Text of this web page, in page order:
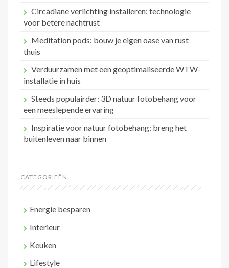
Circadiane verlichting installeren: technologie
voor betere nachtrust
Meditation pods: bouw je eigen oase van rust
thuis
Verduurzamen met een geoptimaliseerde WTW-
installatie in huis
Steeds populairder: 3D natuur fotobehang voor
een meeslepende ervaring
Inspiratie voor natuur fotobehang: breng het
buitenleven naar binnen
CATEGORIEËN
Energie besparen
Interieur
Keuken
Lifestyle